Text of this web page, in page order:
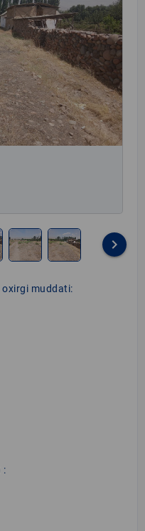
keyboard_arrow_right
muddati:
: